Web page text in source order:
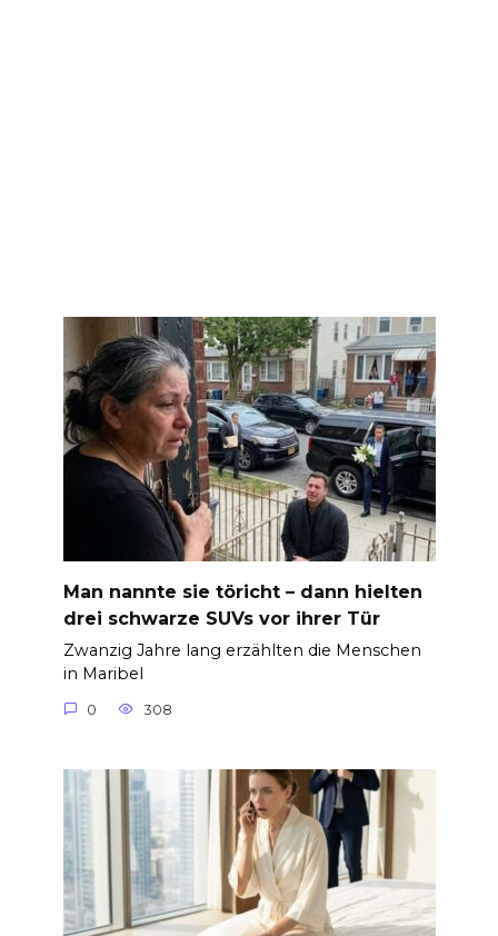
Man nannte sie töricht – dann hielten
drei schwarze SUVs vor ihrer Tür
Zwanzig Jahre lang erzählten die Menschen
in Maribel
0 308